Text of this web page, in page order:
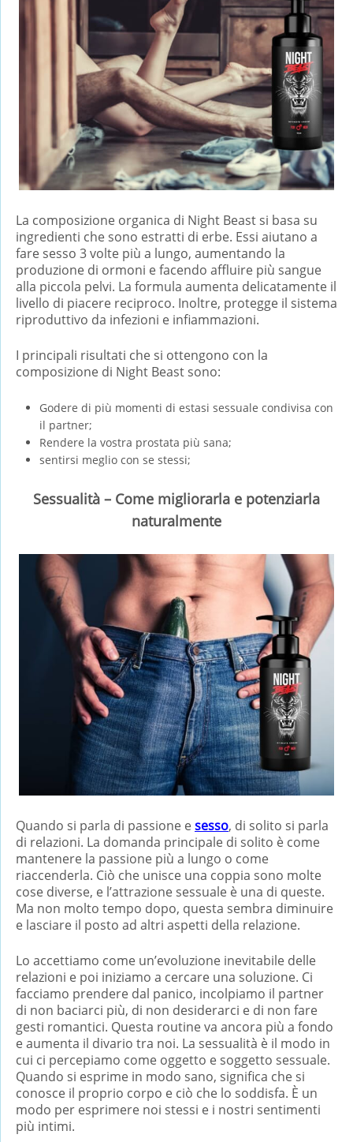
La composizione organica di Night Beast si basa su
ingredienti che sono estratti di erbe. Essi aiutano a
fare sesso 3 volte più a lungo, aumentando la
produzione di ormoni e facendo affluire più sangue
alla piccola pelvi. La formula aumenta delicatamente il
livello di piacere reciproco. Inoltre, protegge il sistema
riproduttivo da infezioni e infiammazioni.
I principali risultati che si ottengono con la
composizione di Night Beast sono:
Godere di più momenti di estasi sessuale condivisa con
il partner;
Rendere la vostra prostata più sana;
sentirsi meglio con se stessi;
Sessualità – Come migliorarla e potenziarla
naturalmente
Quando si parla di passione esesso, di solito si parla
di relazioni. La domanda principale di solito è come
mantenere la passione più a lungo o come
riaccenderla. Ciò che unisce una coppia sono molte
cose diverse, e l’attrazione sessuale è una di queste.
Ma non molto tempo dopo, questa sembra diminuire
e lasciare il posto ad altri aspetti della relazione.
Lo accettiamo come un’evoluzione inevitabile delle
relazioni e poi iniziamo a cercare una soluzione. Ci
facciamo prendere dal panico, incolpiamo il partner
di non baciarci più, di non desiderarci e di non fare
gesti romantici. Questa routine va ancora più a fondo
e aumenta il divario tra noi. La sessualità è il modo in
cui ci percepiamo come oggetto e soggetto sessuale.
Quando si esprime in modo sano, significa che si
conosce il proprio corpo e ciò che lo soddisfa. È un
modo per esprimere noi stessi e i nostri sentimenti
più intimi.